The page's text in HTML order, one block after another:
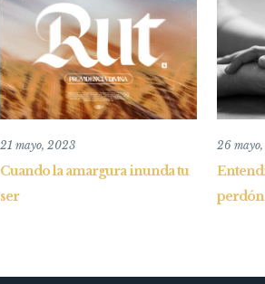
21 mayo, 2023
Cuando la amargura inunda tu
ser
26